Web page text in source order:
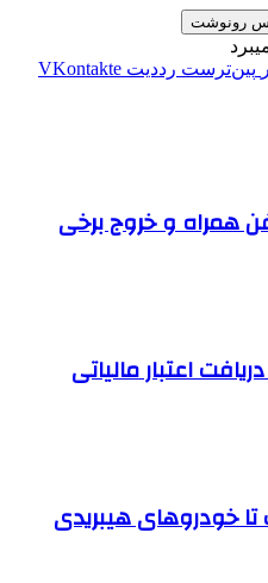
رونوشت
‫پین‌ترست ‫رددیت ‫VKontakte
همراه و خروج برخی
اعتبار مالیاتی
خودروهای هیبریدی